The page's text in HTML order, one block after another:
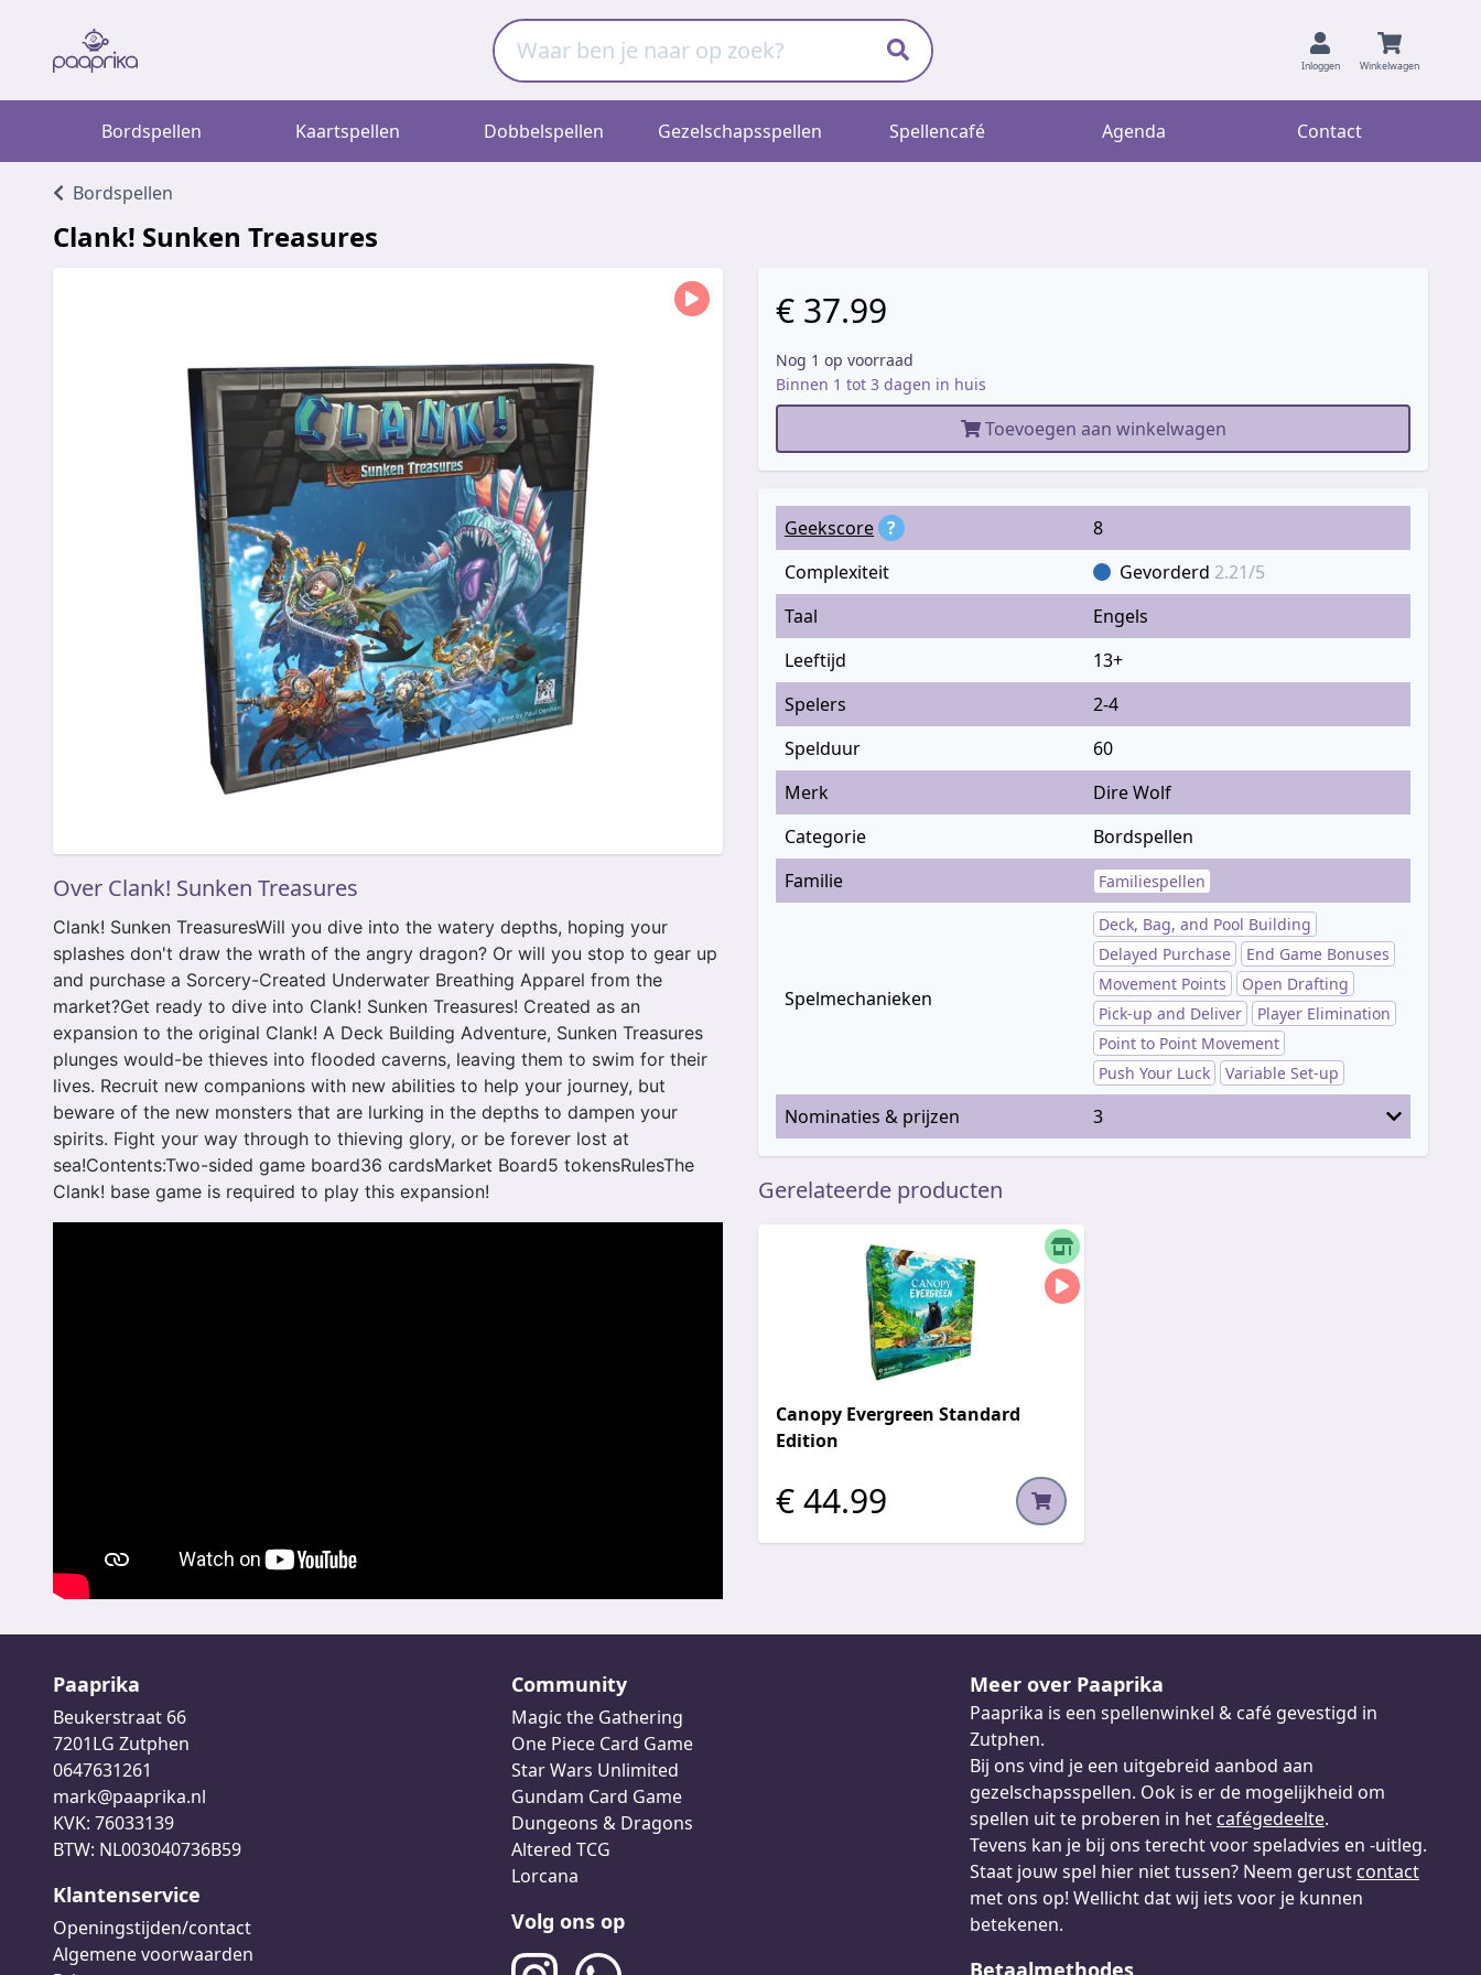
Inloggen Winkelwagen
Bordspellen Kaartspellen Dobbelspellen Gezelschapsspellen Spellencafé Agenda Contact
Bordspellen
Clank! Sunken Treasures
Over Clank! Sunken Treasures
Clank! Sunken TreasuresWill you dive into the watery depths, hoping your
splashes don't draw the wrath of the angry dragon? Or will you stop to gear up
and purchase a Sorcery-Created Underwater Breathing Apparel from the
market?Get ready to dive into Clank! Sunken Treasures! Created as an
expansion to the original Clank! A Deck Building Adventure, Sunken Treasures
plunges would-be thieves into flooded caverns, leaving them to swim for their
lives. Recruit new companions with new abilities to help your journey, but
beware of the new monsters that are lurking in the depths to dampen your
spirits. Fight your way through to thieving glory, or be forever lost at
sea!Contents:Two-sided game board36 cardsMarket Board5 tokensRulesThe
Clank! base game is required to play this expansion!
€ 37.99
Nog 1 op voorraad
Binnen 1 tot 3 dagen in huis
Toevoegen aan winkelwagen
Geekscore ?
8
Complexiteit
Gevorderd 2.21/5
Taal
Engels
Leeftijd
13+
Spelers
2-4
Spelduur
60
Merk
Dire Wolf
Categorie
Bordspellen
Familie
Familiespellen
Spelmechanieken
Deck, Bag, and Pool Building
Delayed Purchase
End Game Bonuses
Movement Points
Open Drafting
Pick-up and Deliver
Player Elimination
Point to Point Movement
Push Your Luck
Variable Set-up
Nominaties & prijzen 3
Gerelateerde producten
Canopy Evergreen Standard
Edition
€ 44.99
Paaprika
Beukerstraat 66
7201LG Zutphen
0647631261
mark@paaprika.nl
KVK: 76033139
BTW: NL003040736B59
Klantenservice
Openingstijden/contact
Algemene voorwaarden
Community
Magic the Gathering
One Piece Card Game
Star Wars Unlimited
Gundam Card Game
Dungeons & Dragons
Altered TCG
Lorcana
Volg ons op
Meer over Paaprika
Paaprika is een spellenwinkel & café gevestigd in
Zutphen.
Bij ons vind je een uitgebreid aanbod aan
gezelschapsspellen. Ook is er de mogelijkheid om
spellen uit te proberen in het cafégedeelte.
Tevens kan je bij ons terecht voor speladvies en -uitleg.
Staat jouw spel hier niet tussen? Neem gerust contact
met ons op! Wellicht dat wij iets voor je kunnen
betekenen.
Betaalmethodes